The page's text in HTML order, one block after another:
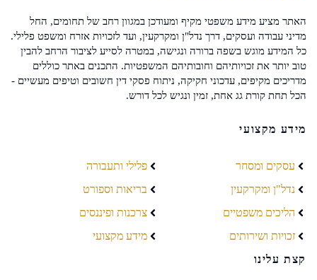
האתר מציע מידע משפטי מקיף ומעודכן במגוון רחב של תחומים, החל
מדיני עבודה ועסקים, דרך נדל"ן ומקרקעין, ועד לזכויות אזרח ומשפט פלילי.
כל המידע מוגש בשפה ברורה ונגישה, במטרה לסייע לציבור הרחב להבין
טוב יותר את זכויותיהם וחובותיהם המשפטיות. התכנים באתר כוללים
מדריכים מקיפים, עדכוני חקיקה, ניתוח פסקי דין חשובים וטיפים מעשיים -
הכל תחת קורת גג אחת, זמין ונגיש לכל דורש.
מידע מקצועי
עסקים ומסחר
נדל"ן ומקרקעין
הליכים משפטיים
זכויות ושירותים
פלילי ותעבורה
בריאות וספורט
צרכנות ופיננסים
מידע מקצועי
קצת עלינו